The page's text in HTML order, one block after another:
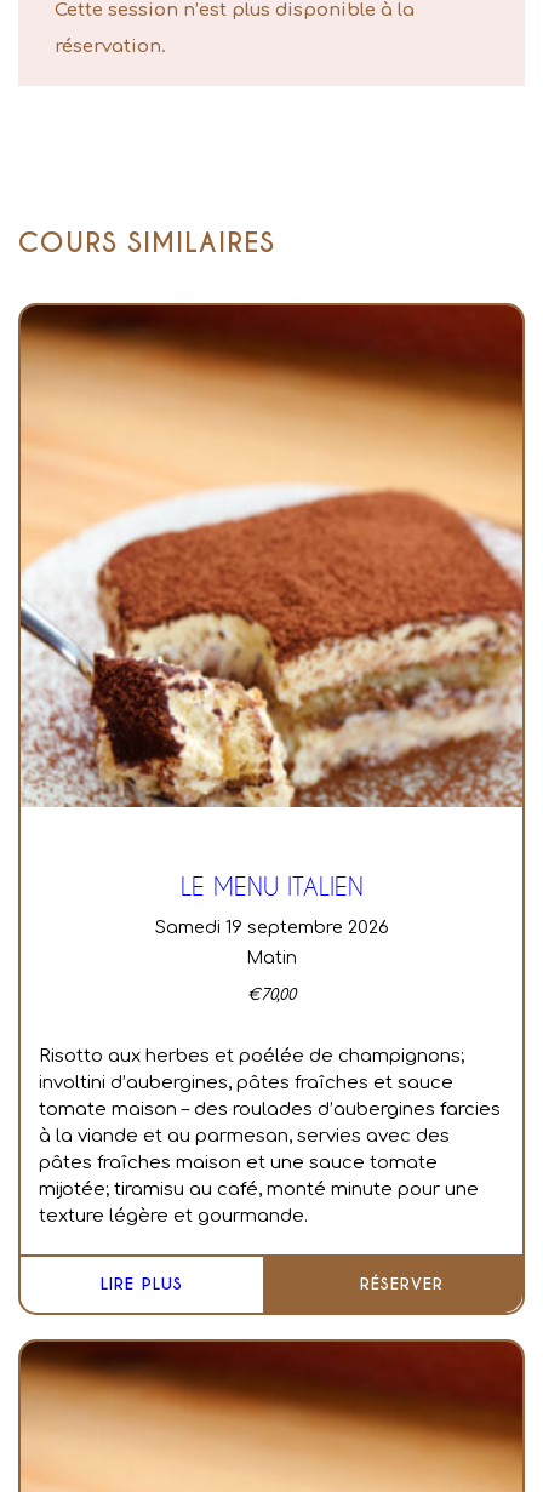
Cette session n’est plus disponible à la
réservation.
COURS SIMILAIRES
LE MENU ITALIEN
samedi 19 septembre 2026
Matin
€70,00
Risotto aux herbes et poélée de champignons;
involtini d’aubergines, pâtes fraîches et sauce
tomate maison – des roulades d’aubergines farcies
à la viande et au parmesan, servies avec des
pâtes fraîches maison et une sauce tomate
mijotée; tiramisu au café, monté minute pour une
texture légère et gourmande.
LIRE PLUS RÉSERVER